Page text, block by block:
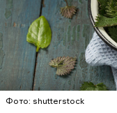
Фото: shutterstock
Опасность же
содержит
которая может